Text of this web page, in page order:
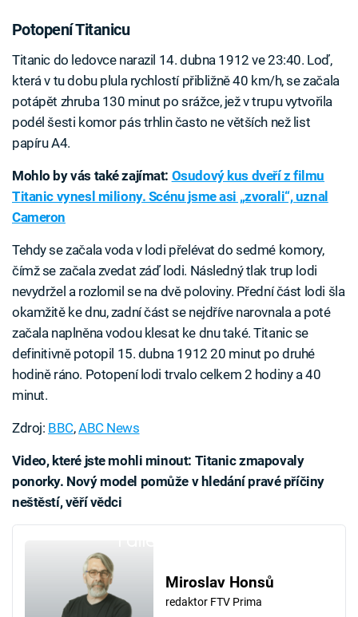
Potopení Titanicu
Titanic do ledovce narazil 14. dubna 1912 ve 23:40. Loď,
která v tu dobu plula rychlostí přibližně 40 km/h, se začala
potápět zhruba 130 minut po srážce, jež v trupu vytvořila
podél šesti komor pás trhlin často ne větších než list
papíru A4.
Mohlo by vás také zajímat: Osudový kus dveří z filmu
Titanic vynesl miliony. Scénu jsme asi „zvorali“, uznal
Cameron
Tehdy se začala voda v lodi přelévat do sedmé komory,
čímž se začala zvedat záď lodi. Následný tlak trup lodi
nevydržel a rozlomil se na dvě poloviny. Přední část lodi šla
okamžitě ke dnu, zadní část se nejdříve narovnala a poté
začala naplněna vodou klesat ke dnu také. Titanic se
definitivně potopil 15. dubna 1912 20 minut po druhé
hodině ráno. Potopení lodi trvalo celkem 2 hodiny a 40
minut.
Zdroj: BBC,ABC News
Video, které jste mohli minout: Titanic zmapovaly
ponorky. Nový model pomůže v hledání pravé příčiny
neštěstí, věří vědci
Miroslav Honsů
redaktor FTV Prima